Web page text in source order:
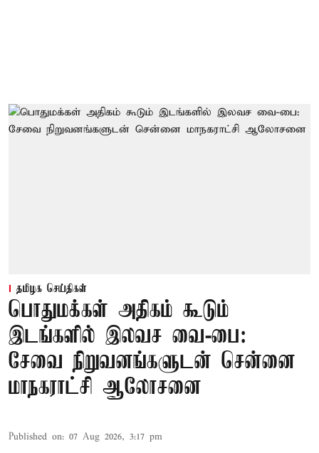
தமிழக செய்திகள்
பொதுமக்கள் அதிகம் கூடும்
இடங்களில் இலவச வை-பை:
சேவை நிறுவனங்களுடன் சென்னை
மாநகராட்சி ஆலோசனை
Published on: 07 Aug 2026, 3:17 pm